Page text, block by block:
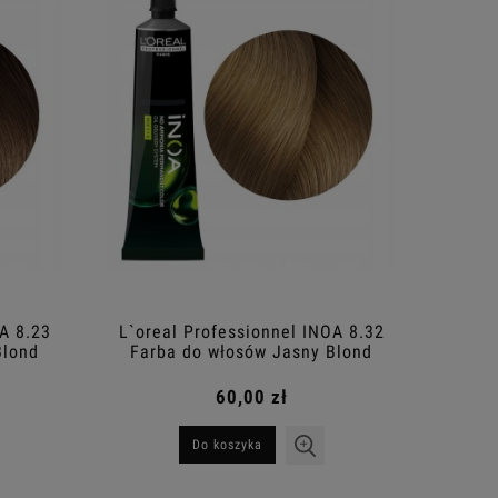
Exosome Zestaw Szampon + Maska
129,60 zł
8.23
L`oreal Professionnel INOA 8.32
Farba do włosów Jasny Blond
60,00 zł
Do koszyka